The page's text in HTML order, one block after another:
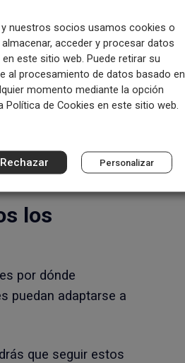
educativascon el
son muchos los
parte, a la
LMS (Learning
y está apoyado
los
por dónde
puedan adaptarse a
que seguir estos
nuestros socios usamos cookies o
acceder y procesar datos
este sitio web. Puede retirar su
al procesamiento de datos basado en
momento mediante la opción
Política de Cookies en este sitio web.
Rechazar Personalizar